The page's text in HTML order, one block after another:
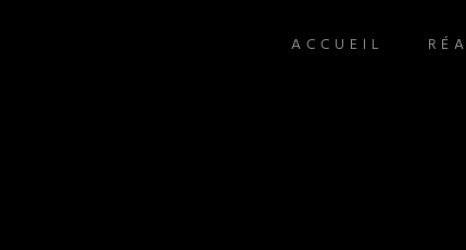
ACCUEIL